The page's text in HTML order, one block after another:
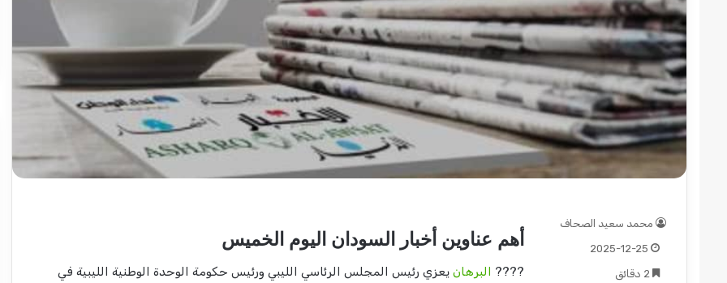
أهم عناوين أخبار السودان اليوم الخميس
???? البرهانيعزي رئيس المجلس الرئاسي الليبي ورئيس حكومة الوحدة الوطنية الليبية في
محمد سعيد الصحاف
2025-12-25
2 دقائق
الحميد
مشاكل
السوداني